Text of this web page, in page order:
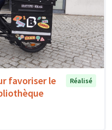
favoriser le
Réalisé